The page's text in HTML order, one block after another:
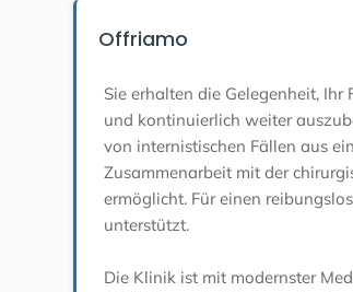
Offriamo
Sie erhalten die Gelegenheit,
und kontinuierlich weiter
von internistischen Fällen aus
Zusammenarbeit mit der
ermöglicht. Für einen
unterstützt.
Die Klinik ist mit modernster